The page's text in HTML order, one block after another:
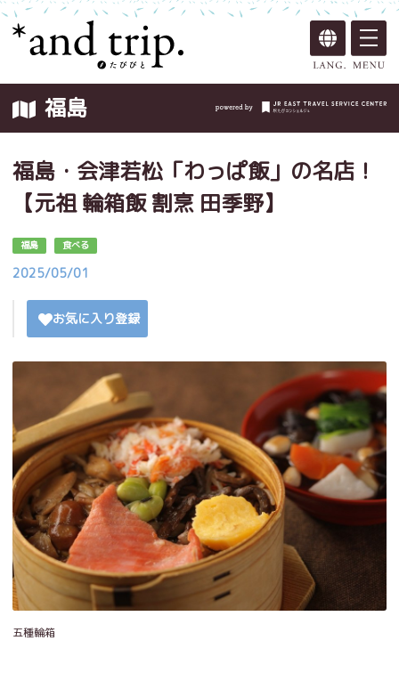
福島
福島・会津若松「わっぱ飯」の名店！
【元祖 輪箱飯 割烹 田季野】
福島 食べる
2025/05/01
お気に入り登録
五種輪箱